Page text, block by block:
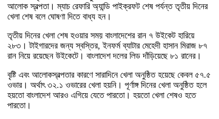
আলোক স্বল্পতা। ম্যাচ রেফারি অ্যান্ডি পাইক্রফট শেষ পর্যন্ত তৃতীয় দিনের
খেলা শেষ বলে ঘোষণা দিতে বাধ্য হন।
তৃতীয় দিনের খেলা শেষ হওয়ার সময় বাংলাদেশের রান ৭ উইকেট হারিয়ে
২৮৩। টাইগারদের জন্য স্বস্তির, ইনফর্ম ব্যাটার মেহেদী হাসান মিরাজ ৮৭
রান নিয়ে রয়েছেন উইকেটে। বাংলাদেশ দলের লিড দাঁড়িয়েছে ৮১ রানের।
বৃষ্টি এবং আলোকস্বল্পতার কারণে সারাদিনে খেলা অনুষ্ঠিত হয়েছে কেবল ৫৭.৫
ওভার। অর্থাৎ ৩২.১ ওভারের খেলা হয়নি। পূর্ণাঙ্গ দিনের খেলা অনুষ্ঠিত হলে
হয়তো বাংলাদেশ আরও এগিয়ে যেতে পারতো। হয়তো খেলা শেষও হতে
পারতো।